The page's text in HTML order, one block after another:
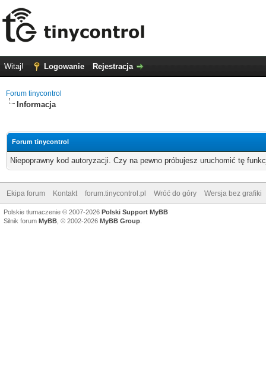
Witaj! Logowanie Rejestracja
Forum tinycontrol
Informacja
Forum tinycontrol
Niepoprawny kod autoryzacji. Czy na pewno próbujesz uruchomić tę
Ekipa forum Kontakt forum.tinycontrol.pl Wróć do góry Wersja bez grafiki
Polskie tłumaczenie © 2007-2026 Polski Support MyBB
Silnik forum MyBB , © 2002-2026 MyBB Group